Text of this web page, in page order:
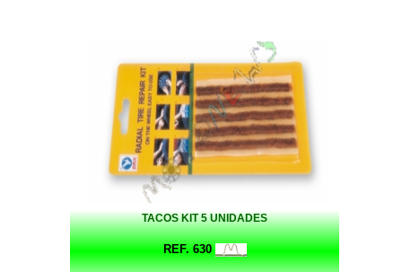
TACOS KIT 5 UNIDADES
REF. 630